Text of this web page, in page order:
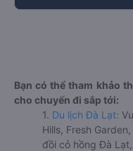
Bạn có thể tham khảo
cho chuyến đi sắp tới:
1. Du lịch Đà Lạt:
Hills, Fresh
đồi cỏ hồng Đà